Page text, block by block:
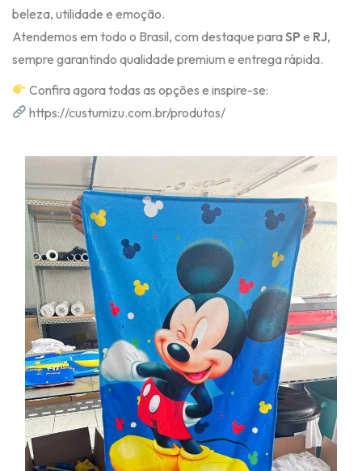
beleza, utilidade e emoção.
Atendemos em todo o Brasil, com destaque paraSP e RJ,
sempre garantindo qualidade premium e entrega rápida.
Confira agora todas as opções e inspire-se:
https://custumizu.com.br/produtos/